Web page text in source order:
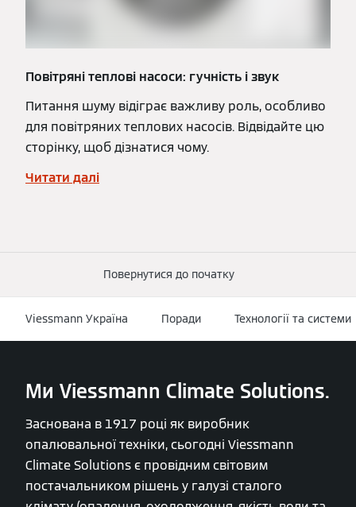
Повітряні теплові насоси: гучність і звук
Питання шуму відіграє важливу роль, особливо
для повітряних теплових насосів. Відвідайте цю
сторінку, щоб дізнатися чому.
Читати далі
Повернутися до початку
Viessmann Україна Поради Технології та системи
Ми Viessmann Climate Solutions.
Заснована в 1917 році як виробник
опалювальної техніки, сьогодні Viessmann
Climate Solutions є провідним світовим
постачальником рішень у галузі сталого